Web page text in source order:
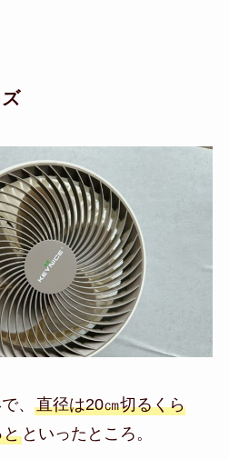
、 直径は20㎝切るくら
とといったところ。